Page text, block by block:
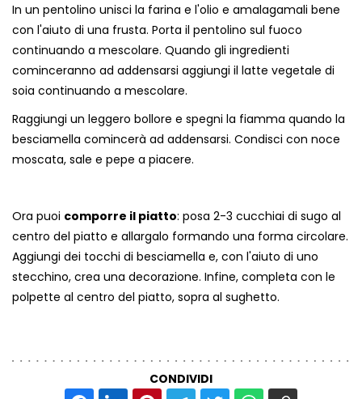
In un pentolino unisci la farina e l'olio e amalagamali bene
con l'aiuto di una frusta. Porta il pentolino sul fuoco
continuando a mescolare. Quando gli ingredienti
cominceranno ad addensarsi aggiungi il latte vegetale di
soia continuando a mescolare.
Raggiungi un leggero bollore e spegni la fiamma quando la
besciamella comincerà ad addensarsi. Condisci con noce
moscata, sale e pepe a piacere.
Ora puoi comporre il piatto: posa 2-3 cucchiai di sugo al
centro del piatto e allargalo formando una forma circolare.
Aggiungi dei tocchi di besciamella e, con l'aiuto di uno
stecchino, crea una decorazione. Infine, completa con le
polpette al centro del piatto, sopra al sughetto.
CONDIVIDI